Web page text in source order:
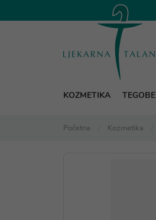
KOZMETIKA TEGOBE
Početna Kozmetika